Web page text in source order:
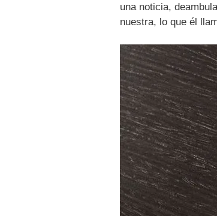
una noticia,
nuestra, lo que él